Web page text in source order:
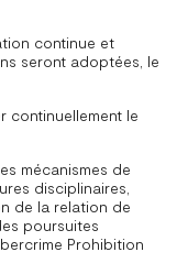
continue et
seront adoptées, le
continuellement le
mécanismes de
disciplinaires,
de la relation de
poursuites
Prohibition